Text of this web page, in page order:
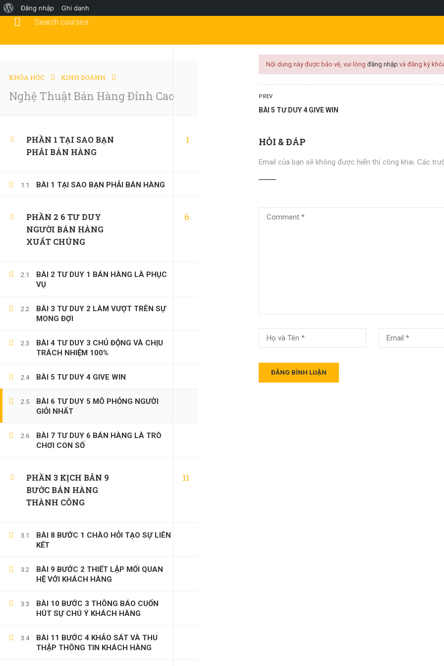
KỸ NĂNG PHÁT TRIỂN CÁ NHÂN KINH
KINH DOANH
Home Tất cả khóa học Nghệ Thuật Bán Hàng Đỉnh Cao
KHÓA HỌC KINH DOANH
Nghệ Thuật Bán Hàng Đỉnh Cao
PHẦN 1 TẠI SAO BẠN
PHẢI BÁN HÀNG
1
1.1 BÀI 1 TẠI SAO BẠN PHẢI BÁN HÀNG
PHẦN 2 6 TƯ DUY
NGƯỜI BÁN HÀNG
XUẤT CHÚNG
6
2.1
BÀI 2 TƯ DUY 1 BÁN HÀNG LÀ PHỤC
VỤ
2.2
BÀI 3 TƯ DUY 2 LÀM VƯỢT TRÊN SỰ
MONG ĐỢI
2.3
BÀI 4 TƯ DUY 3 CHỦ ĐỘNG VÀ CHỊU
TRÁCH NHIỆM 100%
2.4 BÀI 5 TƯ DUY 4 GIVE WIN
2.5
BÀI 6 TƯ DUY 5 MÔ PHỎNG NGƯỜI
GIỎI NHẤT
2.6
BÀI 7 TƯ DUY 6 BÁN HÀNG LÀ TRÒ
CHƠI CON SỐ
PHẦN 3 KỊCH BẢN 9
BƯỚC BÁN HÀNG
THÀNH CÔNG
11
3.1
BÀI 8 BƯỚC 1 CHÀO HỎI TẠO SỰ LIÊN
KẾT
3.2
BÀI 9 BƯỚC 2 THIẾT LẬP MỐI QUAN
HỆ VỚI KHÁCH HÀNG
3.3
BÀI 10 BƯỚC 3 THÔNG BÁO CUỐN
HÚT SỰ CHÚ Ý KHÁCH HÀNG
3.4
BÀI 11 BƯỚC 4 KHẢO SÁT VÀ THU
THẬP THÔNG TIN KHÁCH HÀNG
Nội dung này được bảo vệ, vui lòng đăng nhập và đăng ký
PREV
BÀI 5 TƯ DUY 4 GIVE WIN
HỎI & ĐÁP
Email của bạn sẽ không được hiển thị công khai. Các
Đăng nhập Ghi danh